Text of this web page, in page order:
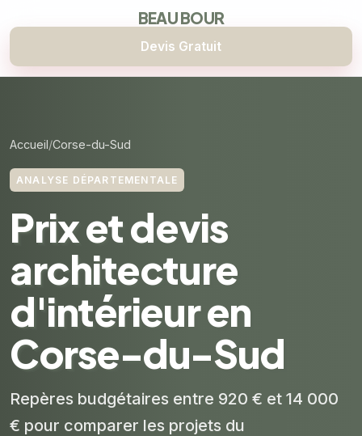
BEAU BOUR
Devis Gratuit
Accueil Corse-du-Sud
ANALYSE DÉPARTEMENTALE
Prix et devis
architecture
d'intérieur en
Corse-du-Sud
Repères budgétaires entre 920 € et 14 000
€ pour comparer les projets du